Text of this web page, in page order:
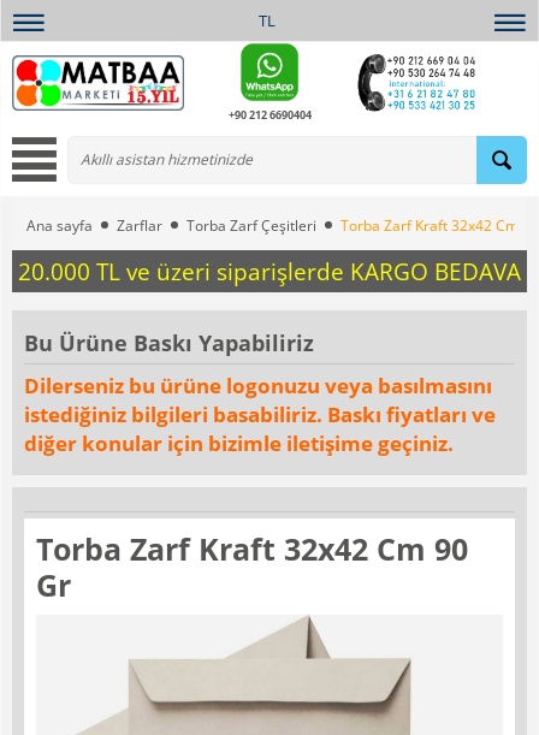
TL
+90 212 6690404
Ana sayfa Zarflar Torba Zarf Çeşitleri Torba Zarf Kraft 32x42 Cm
20.000 TL ve üzeri siparişlerde KARGO BEDAVA
Bu Ürüne Baskı Yapabiliriz
Dilerseniz bu ürüne logonuzu veya basılmasını
istediğiniz bilgileri basabiliriz. Baskı fiyatları ve
diğer konular için bizimle iletişime geçiniz.
Torba Zarf Kraft 32x42 Cm 90
Gr